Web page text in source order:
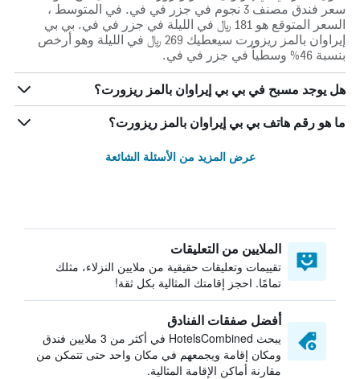
سعر فندق مصنف 3 نجوم في جزر في في. في المتوسط ،
السعر المتوقع هو 181 ﷼ في الليلة في جزر في في. بي بي
إيراوان بالمز ريزورت سيعطيك 269 ﷼ في الليلة وهو أرخص
بنسبة 46% وسطياً في جزر في في.
هل يوجد مسبح في بي بي إيراوان بالمز ريزورت؟
ما هو رقم هاتف بي بي إيراوان بالمز ريزورت؟
عرض المزيد من الأسئلة الشائعة
الملايين من التعليقات
تقييمات وتعليقات حقيقية من ملايين النزلاء، مثلك
تمامًا. احجز إقامتك المثالية بكل ثقة!
أفضل صفقات الفنادق
يبحث HotelsCombined في أكثر من 3 ملايين فندق
ومكان إقامة ويجمعهم في مكان واحد حتى تتمكن من
مقارنة أماكن الإقامة المثالية.